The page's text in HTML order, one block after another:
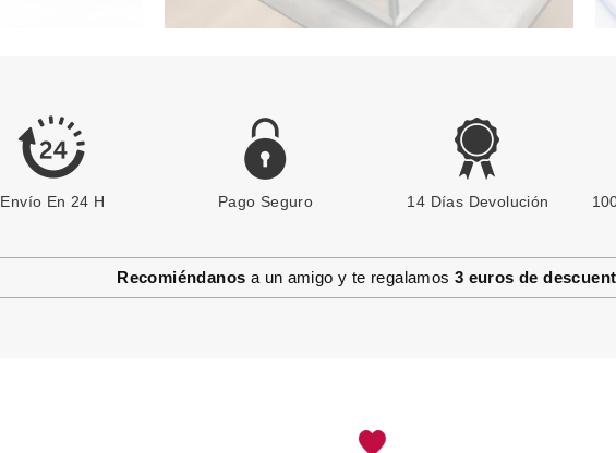
Envío En 24 H Pago Seguro 14 Días Devolución
Recomiéndanos a un amigo y te regalamos 3 euros de